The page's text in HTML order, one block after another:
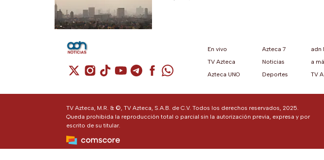
Cuenta de X / Twitter (se abre en una nueva pestaña)
Cuenta de Instagram (se abre en una nueva pestaña)
Cuenta de TikTok (se abre en una nueva pestaña)
Cuenta de YouTube (se abre en una nueva pestaña)
Cuenta de Telegram (se abre en una nueva pestaña)
Cuenta de Facebook (se abre en una nueva
Cuenta de WhatsApp (se abre en una nueva
En vivo
TV Azteca
Azteca UNO
Azteca 7
Noticias
Deportes
adn
a
TV
TV Azteca, M.R. & ©, TV Azteca, S.A.B. de C.V. Todos los derechos reservados, 2025.
Queda prohibida la reproducción total o parcial sin la autorización previa, expresa y por
escrito de su titular.